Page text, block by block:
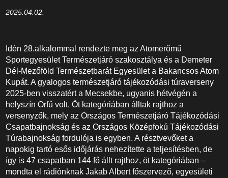
2025.04.02.
Idén 28.alkalommal rendezte meg az Atomerőmű
Sportegyesület Természetjáró szakosztálya és a Demeter
Dél-Mezőföld Természetbarát Egyesület a Bakancsos Atom
Kupát. A gyalogos természetjáró tájékozódási túraverseny
2025-ben visszatért a Mecsekbe, ugyanis hétvégén a
helyszín Orfű volt. Öt kategóriában álltak rajthoz a
versenyzők, mely az Országos Természetjáró Tájékozódási
Csapatbajnokság és az Országos Középfokú Tájékozódási
Túrabajnokság fordulója is egyben. A résztvevőket a
napokig tartó esős időjárás nehezítette a teljesítésben, de
így is 47 csapatban 144 fő állt rajthoz, öt kategóriában –
mondta el rádiónknak Jakab Albert főszervező, egyesületi